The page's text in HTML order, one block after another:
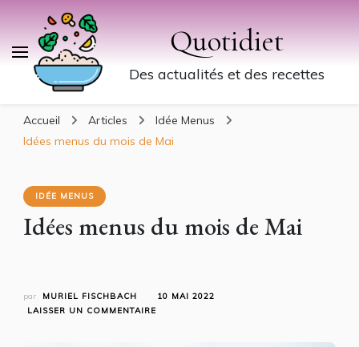
Quotidiet
Des actualités et des recettes
Accueil Articles
Idée Menus
Idées menus du mois de Mai
IDÉE MENUS
Idées menus du mois de Mai
par MURIEL FISCHBACH
10 MAI 2022
LAISSER UN COMMENTAIRE